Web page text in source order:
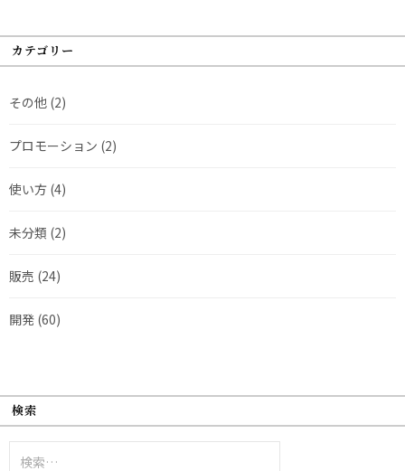
カテゴリー
その他 (2)
プロモーション (2)
使い方 (4)
未分類 (2)
販売 (24)
開発 (60)
検索